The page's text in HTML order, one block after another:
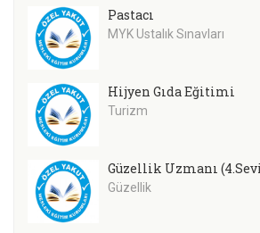
Pastacı
MYK Ustalık Sınavları
Hijyen Gıda Eğitimi
Turizm
Güzellik Uzmanı
Güzellik